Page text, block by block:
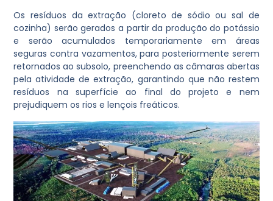
Os resíduos da extração (cloreto de sódio ou sal de
cozinha) serão gerados a partir da produção do potássio
e serão acumulados temporariamente em áreas
seguras contra vazamentos, para posteriormente serem
retornados ao subsolo, preenchendo as câmaras abertas
pela atividade de extração, garantindo que não restem
resíduos na superfície ao final do projeto e nem
prejudiquem os rios e lençois freáticos.